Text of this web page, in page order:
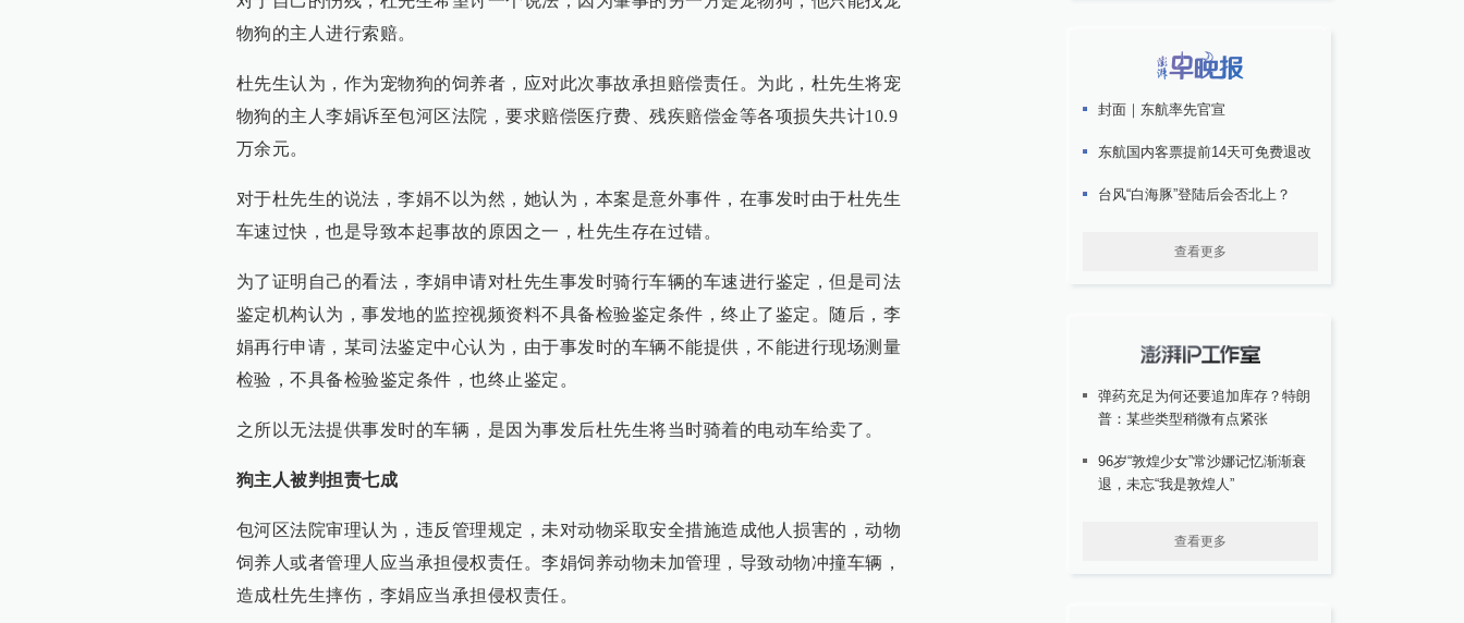
物狗的主人进行索赔。
杜先生认为，作为宠物狗的饲养者，应对此次事故承担赔偿责任。为此，杜先生将宠
物狗的主人李娟诉至包河区法院，要求赔偿医疗费、残疾赔偿金等各项损失共计10.9
万余元。
对于杜先生的说法，李娟不以为然，她认为，本案是意外事件，在事发时由于杜先生
车速过快，也是导致本起事故的原因之一，杜先生存在过错。
为了证明自己的看法，李娟申请对杜先生事发时骑行车辆的车速进行鉴定，但是司法
鉴定机构认为，事发地的监控视频资料不具备检验鉴定条件，终止了鉴定。随后，李
娟再行申请，某司法鉴定中心认为，由于事发时的车辆不能提供，不能进行现场测量
检验，不具备检验鉴定条件，也终止鉴定。
之所以无法提供事发时的车辆，是因为事发后杜先生将当时骑着的电动车给卖了。
狗主人被判担责七成
包河区法院审理认为，违反管理规定，未对动物采取安全措施造成他人损害的，动物
饲养人或者管理人应当承担侵权责任。李娟饲养动物未加管理，导致动物冲撞车辆，
造成杜先生摔伤，李娟应当承担侵权责任。
封面｜东航率先官宣
东航国内客票提前14天可免费退改
台风“白海豚”登陆后会否北上？
查看更多
弹药充足为何还要追加库存？特朗
普：某些类型稍微有点紧张
96岁“敦煌少女”常沙娜记忆渐渐衰
退，未忘“我是敦煌人”
查看更多